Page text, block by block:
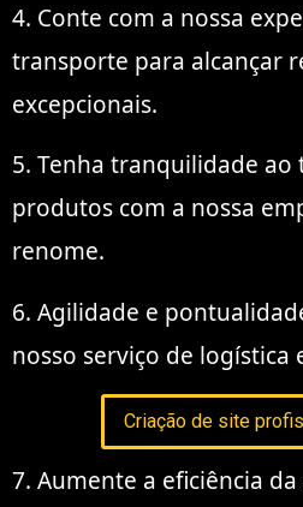
4. Conte com a nossa
transporte para alcançar
excepcionais.
5. Tenha tranquilidade
produtos com a nossa
renome.
6. Agilidade e
nosso serviço de logística
Criação de site
7. Aumente a eficiência